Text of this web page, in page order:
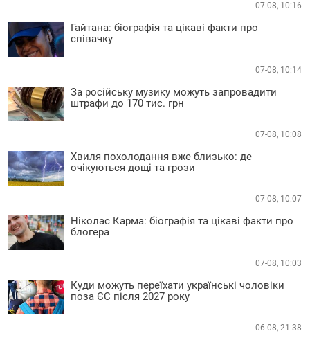
07-08, 10:16
Гайтана: біографія та цікаві факти про
співачку
07-08, 10:14
За російську музику можуть запровадити
штрафи до 170 тис. грн
07-08, 10:08
Хвиля похолодання вже близько: де
очікуються дощі та грози
07-08, 10:07
Ніколас Карма: біографія та цікаві факти про
блогера
07-08, 10:03
Куди можуть переїхати українські чоловіки
поза ЄС після 2027 року
06-08, 21:38